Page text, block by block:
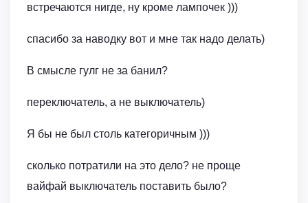
встречаются нигде, ну кроме лампочек )))
спасибо за наводку вот и мне так надо делать)
В смысле гулг не за банил?
переключатель, а не выключатель)
Я бы не был столь категоричным )))
сколько потратили на это дело? не проще
вайфай выключатель поставить было?